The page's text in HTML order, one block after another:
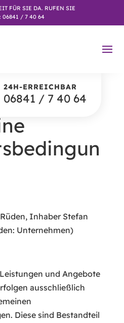
FÜR SIE DA. RUFEN SIE
06841 / 7 40 64
24H-ERREICHBAR
06841 / 7 40 64
Inhaber Stefan
Unternehmen)
und Angebote
ausschließlich
Diese sind Bestandteil